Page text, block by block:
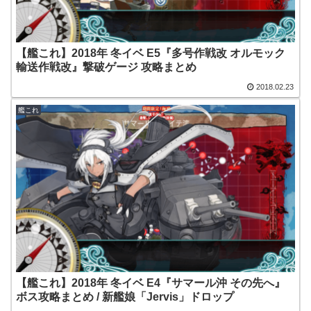
【艦これ】2018年 冬イベ E5『多号作戦改 オルモック
輸送作戦改』撃破ゲージ 攻略まとめ
2018.02.23
艦これ
【艦これ】2018年 冬イベ E4『サマール沖 その先へ』
ボス攻略まとめ / 新艦娘「Jervis」ドロップ